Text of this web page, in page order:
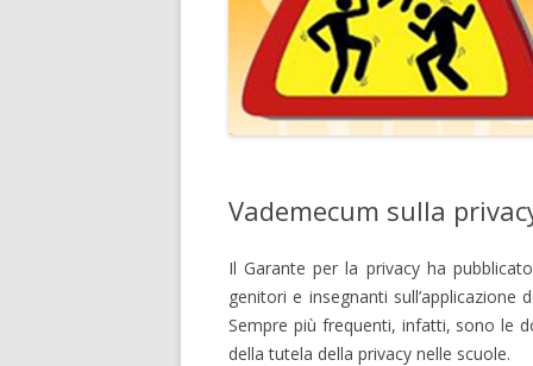
Vademecum sulla
Il Garante per la privacy ha
genitori e insegnanti sull’applicazione
Sempre più frequenti, infatti, sono le
della tutela della privacy nelle scuole.